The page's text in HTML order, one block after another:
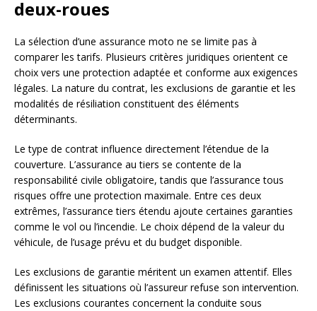
deux-roues
La sélection d’une assurance moto ne se limite pas à
comparer les tarifs. Plusieurs critères juridiques orientent ce
choix vers une protection adaptée et conforme aux exigences
légales. La nature du contrat, les exclusions de garantie et les
modalités de résiliation constituent des éléments
déterminants.
Le type de contrat influence directement l’étendue de la
couverture. L’assurance au tiers se contente de la
responsabilité civile obligatoire, tandis que l’assurance tous
risques offre une protection maximale. Entre ces deux
extrêmes, l’assurance tiers étendu ajoute certaines garanties
comme le vol ou l’incendie. Le choix dépend de la valeur du
véhicule, de l’usage prévu et du budget disponible.
Les exclusions de garantie méritent un examen attentif. Elles
définissent les situations où l’assureur refuse son intervention.
Les exclusions courantes concernent la conduite sous